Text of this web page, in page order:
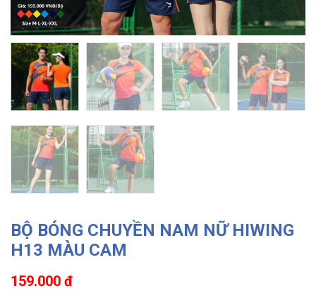
BỘ BÓNG CHUYỀN NAM NỮ HIWING
H13 MÀU CAM
159.000 đ